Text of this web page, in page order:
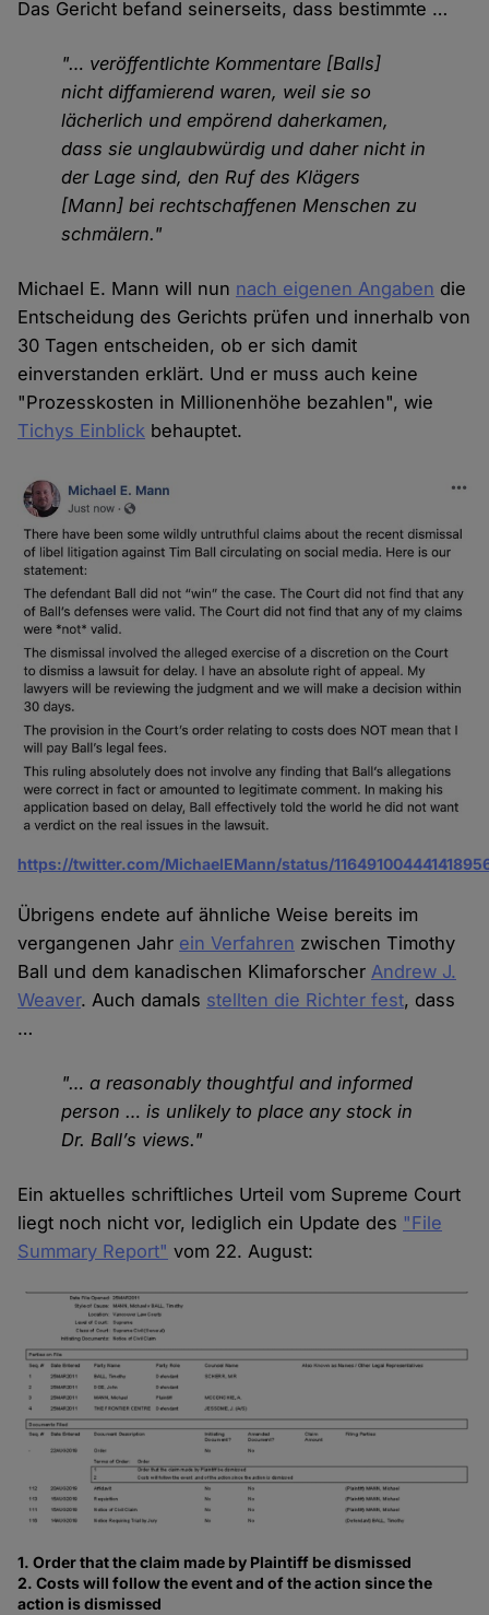
Das Gericht befand seinerseits, dass bestimmte …
"… veröffentlichte Kommentare [Balls]
nicht diffamierend waren, weil sie so
lächerlich und empörend daherkamen,
dass sie unglaubwürdig und daher nicht in
der Lage sind, den Ruf des Klägers
[Mann] bei rechtschaffenen Menschen zu
schmälern."
Michael E. Mann will nun nach eigenen Angaben die
Entscheidung des Gerichts prüfen und innerhalb von
30 Tagen entscheiden, ob er sich damit
einverstanden erklärt. Und er muss auch keine
"Prozesskosten in Millionenhöhe bezahlen", wie
Tichys Einblick behauptet.
https://twitter.com/MichaelEMann/status/
Übrigens endete auf ähnliche Weise bereits im
vergangenen Jahr ein Verfahren zwischen Timothy
Ball und dem kanadischen Klimaforscher Andrew J.
Weaver. Auch damals stellten die Richter fest, dass
…
"… a reasonably thoughtful and informed
person … is unlikely to place any stock in
Dr. Ball’s views."
Ein aktuelles schriftliches Urteil vom Supreme Court
liegt noch nicht vor, lediglich ein Update des "File
Summary Report" vom 22. August:
1. Order that the claim made by Plaintiff be dismissed
2. Costs will follow the event and of the action since the
action is dismissed